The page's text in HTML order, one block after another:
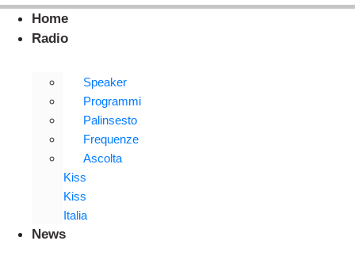
Home
Radio
Speaker
Programmi
Palinsesto
Frequenze
Ascolta
Kiss
Kiss
Italia
News